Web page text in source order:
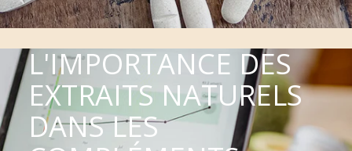
L'IMPORTANCE DES
EXTRAITS NATURELS
DANS LES